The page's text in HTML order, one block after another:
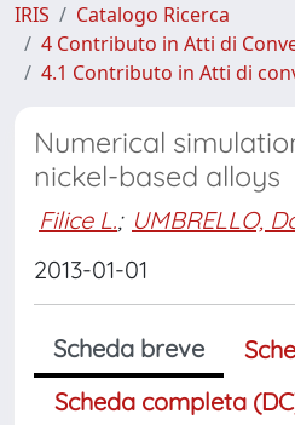
IRIS
Catalogo Ricerca
4 Contributo in Atti di
4.1 Contributo in Atti di
Numerical
nickel-based alloys
Filice L.; UMBRELLO,
2013-01-01
Scheda breve
Scheda completa